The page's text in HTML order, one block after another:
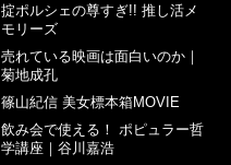
掟ポルシェの尊すぎ!! 推し活メ
モリーズ
売れている映画は面白いのか｜
菊地成孔
篠山紀信 美女標本箱MOVIE
飲み会で使える！ ポピュラー哲
学講座｜谷川嘉浩